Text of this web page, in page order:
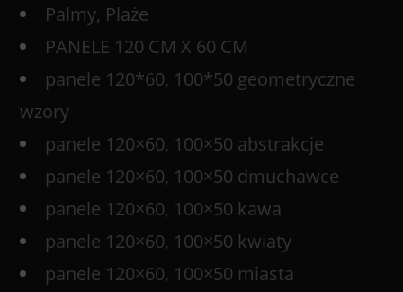
Palmy, Plaże
PANELE 120 CM X 60 CM
panele 120*60, 100*50 geometryczne
wzory
panele 120×60, 100×50 abstrakcje
panele 120×60, 100×50 dmuchawce
panele 120×60, 100×50 kawa
panele 120×60, 100×50 kwiaty
panele 120×60, 100×50 miasta